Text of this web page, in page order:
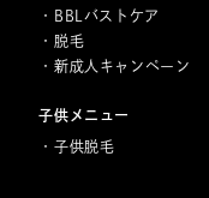
BBLバストケア
脱毛
新成人キャンペーン
子供メニュー
子供脱毛